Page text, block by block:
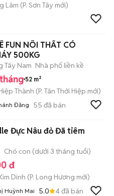
Lâm (P. Sơn Tây mới)
FUN NÔI THẤT CÓ
500KG
Tây Nam Nhà phố liền kề
52 m²
Thành (P. Tân Thới Hiệp mới)
Đăng 55 đã bán
Đực Nâu đỏ Đã tiêm
Chó con (dưới 3 tháng tuổi)
đ
Dinh (P. Long Hương mới)
Huỳnh Mai 5.0 4đã bán